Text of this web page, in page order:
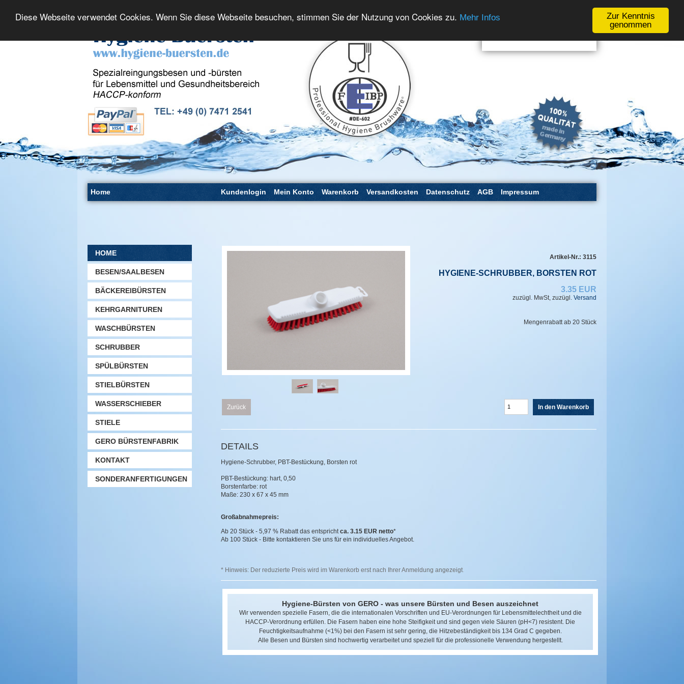
Zur Kenntnis
genommen
Diese Webseite verwendet Cookies. Wenn Sie diese Webseite besuchen, stimmen Sie der Nutzung von Cookies zu. Mehr Infos
Home Kundenlogin Mein Konto Warenkorb Versandkosten Datenschutz AGB Impressum
HOME
BESEN/SAALBESEN
BÄCKEREIBÜRSTEN
KEHRGARNITUREN
WASCHBÜRSTEN
SCHRUBBER
SPÜLBÜRSTEN
STIELBÜRSTEN
WASSERSCHIEBER
STIELE
GERO BÜRSTENFABRIK
KONTAKT
SONDERANFERTIGUNGEN
Artikel-Nr.: 3115
HYGIENE-SCHRUBBER, BORSTEN ROT
3.35 EUR
zuzügl. MwSt, zuzügl. Versand
Mengenrabatt ab 20 Stück
Zurück In den Warenkorb
DETAILS
Hygiene-Schrubber, PBT-Bestückung, Borsten rot
PBT-Bestückung: hart, 0,50
Borstenfarbe: rot
Maße: 230 x 67 x 45 mm
Großabnahmepreis:
Ab 20 Stück - 5,97 % Rabatt das entsprichtca. 3.15 EUR netto*
Ab 100 Stück - Bitte kontaktieren Sie uns für ein individuelles Angebot.
* Hinweis: Der reduzierte Preis wird im Warenkorb erst nach Ihrer Anmeldung angezeigt.
Hygiene-Bürsten von GERO - was unsere Bürsten und Besen auszeichnet
Wir verwenden spezielle Fasern, die die internationalen Vorschriften und EU-Verordnungen für Lebensmittelechtheit und die
HACCP-Verordnung erfüllen. Die Fasern haben eine hohe Steifigkeit und sind gegen viele Säuren (pH<7) resistent. Die
Feuchtigkeitsaufnahme (<1%) bei den Fasern ist sehr gering, die Hitzebeständigkeit bis 134 Grad C gegeben.
Alle Besen und Bürsten sind hochwertig verarbeitet und speziell für die professionelle Verwendung hergestellt.